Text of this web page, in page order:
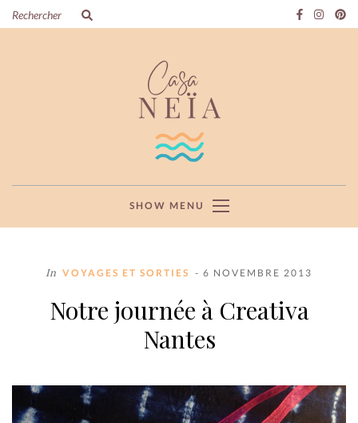
SHOW MENU
In VOYAGES ET SORTIES - 6 NOVEMBRE 2013
Notre journée à Creativa
Nantes